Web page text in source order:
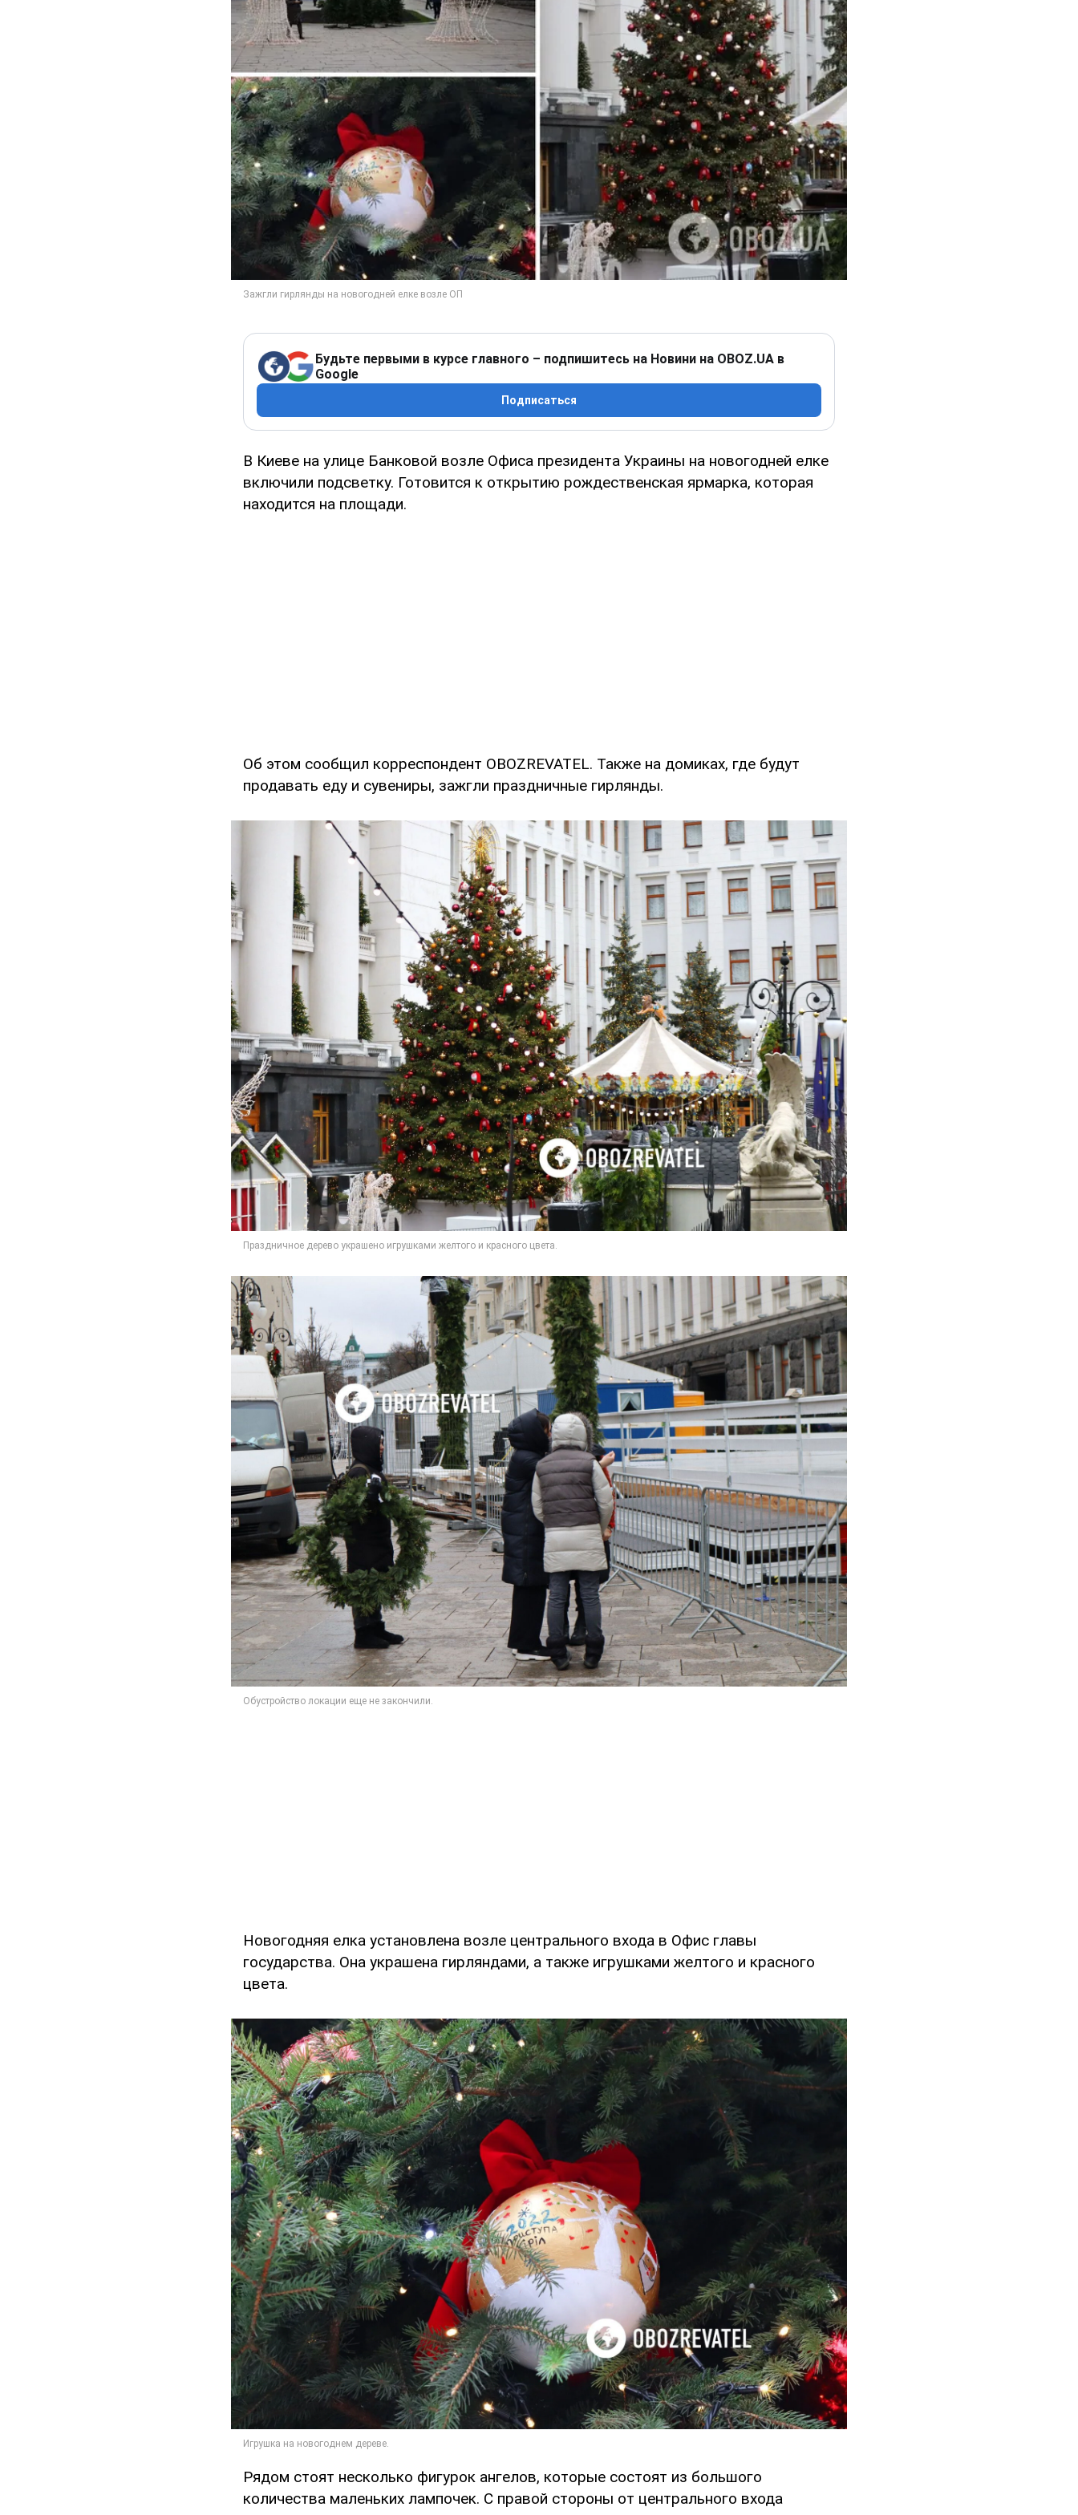
Будьте первыми в курсе главного – подпишитесь на Новини на OBOZ.UA в
Google
Подписаться
В Киеве на улице Банковой возле Офиса президента Украины на новогодней елке
включили подсветку. Готовится к открытию рождественская ярмарка, которая
находится на площади.
Об этом сообщил корреспондент OBOZREVATEL. Также на домиках, где будут
продавать еду и сувениры, зажгли праздничные гирлянды.
Новогодняя елка установлена возле центрального входа в Офис главы
государства. Она украшена гирляндами, а также игрушками желтого и красного
цвета.
Рядом стоят несколько фигурок ангелов, которые состоят из большого
количества маленьких лампочек. С правой стороны от центрального входа